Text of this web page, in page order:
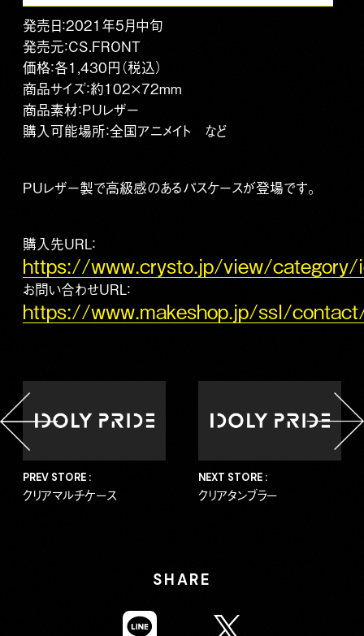
発売日：2021年5月中旬
発売元：CS.FRONT
価格：各1,430円（税込）
商品サイズ：約102×72mm
商品素材：PUレザー
購入可能場所：全国アニメイト など
PUレザー製で高級感のあるパスケースが登場です。
購入先URL：
https://www.crysto.jp/view/category/
お問い合わせURL：
https://www.makeshop.jp/ssl/
PREV STORE :
クリアマルチケース
NEXT STORE :
クリアタンブラー
SHARE